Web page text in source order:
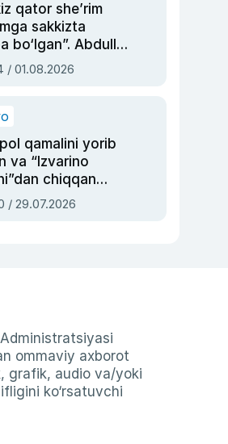
qator she’rim
sakkizta
bo‘lgan”. Abdulla
siyosiy
asrab
/ 01.08.2026
qamalini yorib
va “Izvarino
chiqqan
— Ukraina
bosh
/ 29.07.2026
ommaviy axborot
grafik, audio va/yoki
ko‘rsatuvchi